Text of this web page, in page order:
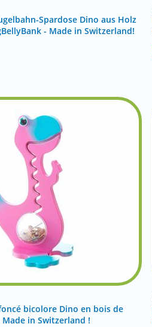
Spardose Dino aus Holz
- Made in Switzerland!
bicolore Dino en bois de
in Switzerland !